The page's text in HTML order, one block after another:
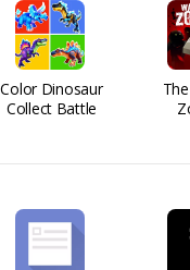
Color Dinosaur
Collect Battle